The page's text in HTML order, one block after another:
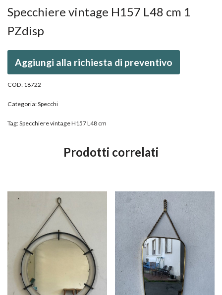
Specchiere vintage H157 L48 cm 1
PZdisp
Aggiungi alla richiesta di preventivo
COD: 18722
Categoria:Specchi
Tag:Specchiere vintage H157 L48 cm
Prodotti correlati